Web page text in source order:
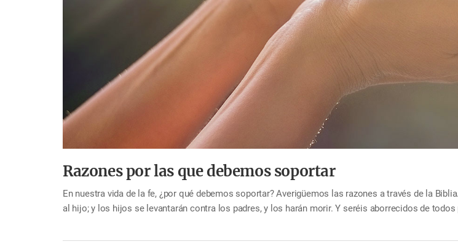
Razones por las que debemos soportar
En nuestra vida de la fe, ¿por qué debemos soportar? Averigüemos las razones a través de la
al hijo; y los hijos se levantarán contra los padres, y los harán morir. Y seréis aborrecidos de
nuestra fe, si dejamos la verdad, sin poder perseverar hasta el final, nuestra fe será insignificante.